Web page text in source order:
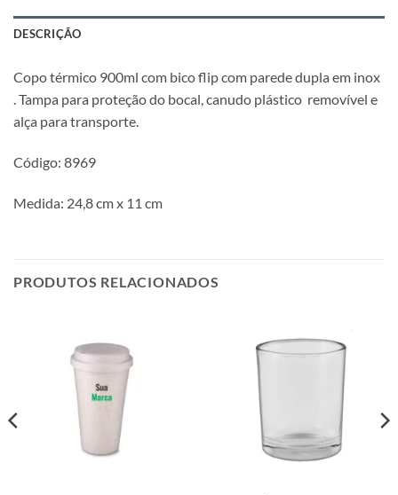
DESCRIÇÃO
Copo térmico 900ml com bico flip com parede dupla em inox
. Tampa para proteção do bocal, canudo plástico removível e
alça para transporte.
Código: 8969
Medida: 24,8 cm x 11 cm
PRODUTOS RELACIONADOS